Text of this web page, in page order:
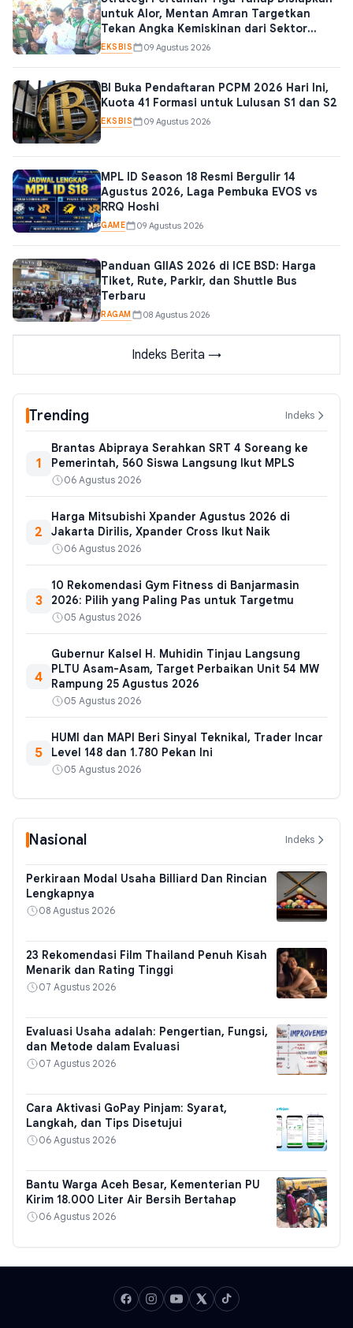
untuk Alor, Mentan Amran Targetkan
Tekan Angka Kemiskinan dari Sektor
Pangan
EKSBIS 09 Agustus 2026
BI Buka Pendaftaran PCPM 2026 Hari Ini,
Kuota 41 Formasi untuk Lulusan S1 dan S2
EKSBIS 09 Agustus 2026
MPL ID Season 18 Resmi Bergulir 14
Agustus 2026, Laga Pembuka EVOS vs
RRQ Hoshi
GAME 09 Agustus 2026
Panduan GIIAS 2026 di ICE BSD: Harga
Tiket, Rute, Parkir, dan Shuttle Bus
Terbaru
RAGAM 08 Agustus 2026
Indeks Berita →
Trending Indeks
1
Brantas Abipraya Serahkan SRT 4 Soreang ke
Pemerintah, 560 Siswa Langsung Ikut MPLS
06 Agustus 2026
2
Harga Mitsubishi Xpander Agustus 2026 di
Jakarta Dirilis, Xpander Cross Ikut Naik
06 Agustus 2026
3
10 Rekomendasi Gym Fitness di Banjarmasin
2026: Pilih yang Paling Pas untuk Targetmu
05 Agustus 2026
4
Gubernur Kalsel H. Muhidin Tinjau Langsung
PLTU Asam-Asam, Target Perbaikan Unit 54 MW
Rampung 25 Agustus 2026
05 Agustus 2026
5
HUMI dan MAPI Beri Sinyal Teknikal, Trader Incar
Level 148 dan 1.780 Pekan Ini
05 Agustus 2026
Nasional Indeks
Perkiraan Modal Usaha Billiard Dan Rincian
Lengkapnya
08 Agustus 2026
23 Rekomendasi Film Thailand Penuh Kisah
Menarik dan Rating Tinggi
07 Agustus 2026
Evaluasi Usaha adalah: Pengertian, Fungsi,
dan Metode dalam Evaluasi
07 Agustus 2026
Cara Aktivasi GoPay Pinjam: Syarat,
Langkah, dan Tips Disetujui
06 Agustus 2026
Bantu Warga Aceh Besar, Kementerian PU
Kirim 18.000 Liter Air Bersih Bertahap
06 Agustus 2026